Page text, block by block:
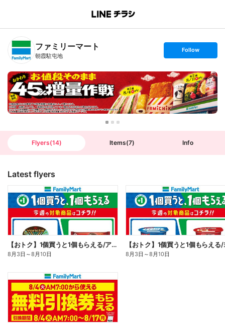
B
n
T
ファミリーマート
朝霞駐屯地
s
t
o
l
l
o
w
Follow
Flyers(14) Items(7) Info
Latest flyers
【おトク】1個買うと1個もらえる/アイス
8月3日 ～8月10日 8月3日 ～8月10日